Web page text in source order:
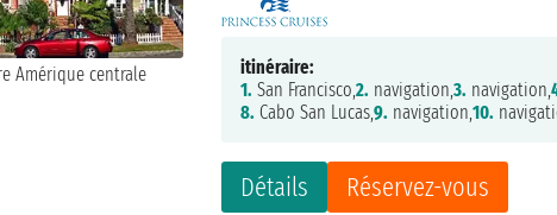
Détails Réservez-vous
itinéraire:
1. San Francisco,2. navigation,3. navigation,
8. Cabo San Lucas,9. navigation,10.